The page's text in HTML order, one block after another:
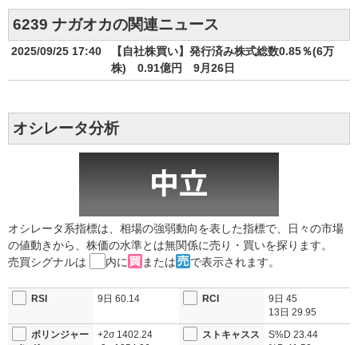
6239 ナガオカの関連ニュース
2025/09/25 17:40
【自社株買い】発行済み株式総数0.85％(6万
株) 0.91億円 9月26日
オシレータ分析
オシレータ系指標は、相場の強弱動向を表した指標で、日々の市場
の値動きから、株価の水準とは無関係に売り・買いを探ります。
売買シグナルは
内に または で表示されます。
RSI 9日 60.14 RCI 9日 45
13日 29.95
ボリンジャー
+2σ 1402.24
ストキャスス
S%D 23.44